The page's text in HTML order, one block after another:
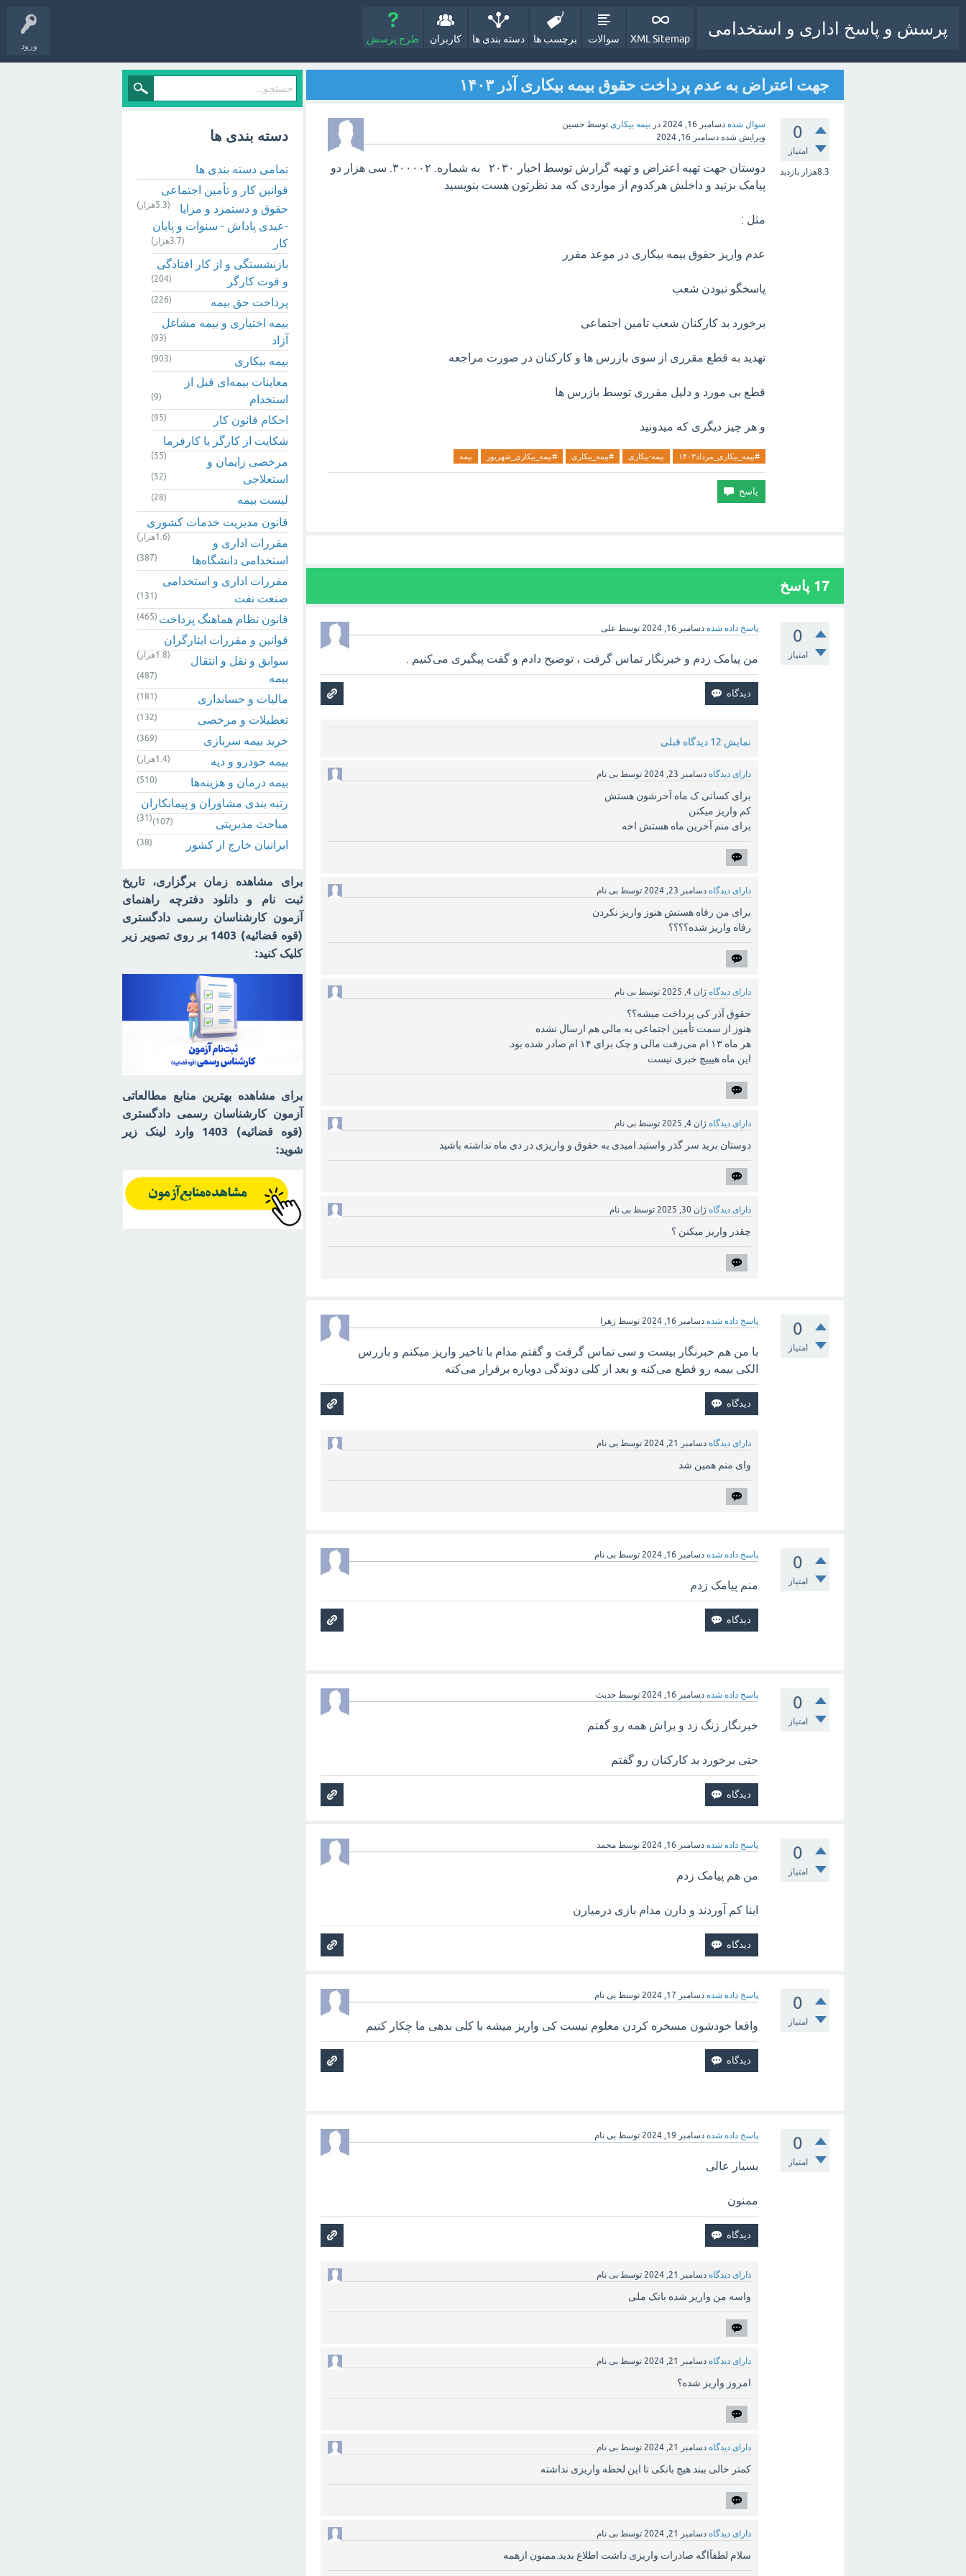
ورود
پرسش و پاسخ اداری و استخدامی
XML Sitemap سوالات برچسب ها دسته بندی ها کاربران طرح پرسش
جهت اعتراض به عدم پرداخت حقوق بیمه بیکاری آذر ۱۴۰۳
0
امتیاز
8.3هزار بازدید
سوال شده دسامبر 16, 2024 در بیمه بیکاری توسط حسین
ویرایش شده دسامبر 16, 2024
دوستان جهت تهیه اعتراض و تهیه گزارش توسط اخبار ۲۰۳۰ به شماره. ۳۰۰۰۰۲. سی هزار دو
پیامک بزنید و داخلش هرکدوم از مواردی که مد نظرتون هست بنویسید
مثل :
عدم واریز حقوق بیمه بیکاری در موعد مقرر
پاسخگو نبودن شعب
برخورد بد کارکنان شعب تامین اجتماعی
تهدید به قطع مقرری از سوی بازرس ها و کارکنان در صورت مراجعه
قطع بی مورد و دلیل مقرری توسط بازرس ها
و هر چیز دیگری که میدونید
#بیمه_بیکاری_مرداد۱۴۰۳ بیمه-بیکاری #بیمه_بیکاری #بیمه_بیکاری_شهریور بیمه
17 پاسخ
0
امتیاز
پاسخ داده شده دسامبر 16, 2024 توسط علی
من پیامک زدم و خبرنگار تماس گرفت ، توضیح دادم و گفت پیگیری می‌کنیم .
نمایش 12 دیدگاه قبلی
دارای دیدگاه دسامبر 23, 2024 توسطبی نام
برای کسانی ک ماه آخرشون هستش
کم واریز میکنن
برای منم آخرین ماه هستش اخه
دارای دیدگاه دسامبر 23, 2024 توسطبی نام
برای من رفاه هستش هنوز واریز نکردن
رفاه واریز شده؟؟؟؟
دارای دیدگاه ژان 4, 2025 توسطبی نام
حقوق آذر کی پرداخت میشه؟؟
هنوز از سمت تأمین اجتماعی به مالی هم ارسال نشده
هر ماه ۱۳ ام می‌رفت مالی و چک برای ۱۴ ام صادر شده بود.
این ماه هیییچ خبری نیست
دارای دیدگاه ژان 4, 2025 توسطبی نام
دوستان برید سر گذر واستید.امیدی به حقوق و واریزی در دی ماه نداشته باشید
دارای دیدگاه ژان 30, 2025 توسطبی نام
چقدر واریز میکنن ؟
0
امتیاز
پاسخ داده شده دسامبر 16, 2024 توسط زهرا
با من هم خبرنگار بیست و سی تماس گرفت و گفتم مدام با تاخیر واریز میکنم و بازرس
الکی بیمه رو قطع می‌کنه و بعد از کلی دوندگی دوباره برقرار می‌کنه
دارای دیدگاه دسامبر 21, 2024 توسطبی نام
وای منم همین شد
0
امتیاز
پاسخ داده شده دسامبر 16, 2024 توسطبی نام
منم پیامک زدم
0
امتیاز
پاسخ داده شده دسامبر 16, 2024 توسطحدیث
خبرنگار زنگ زد و براش همه رو گفتم
حتی برخورد بد کارکنان رو گفتم
0
امتیاز
پاسخ داده شده دسامبر 16, 2024 توسطمحمد
من هم پیامک زدم
اینا کم آوردند و دارن مدام بازی درمیارن
0
امتیاز
پاسخ داده شده دسامبر 17, 2024 توسطبی نام
واقعا خودشون مسخره کردن معلوم نیست کی واریز میشه با کلی بدهی ما چکار کنیم
0
امتیاز
پاسخ داده شده دسامبر 19, 2024 توسطبی نام
بسیار عالی
ممنون
دارای دیدگاه دسامبر 21, 2024 توسطبی نام
واسه من واریز شده بانک ملی
دارای دیدگاه دسامبر 21, 2024 توسطبی نام
امروز واریز شده؟
دارای دیدگاه دسامبر 21, 2024 توسطبی نام
کمتر خالی ببند هیچ بانکی تا این لحظه واریزی نداشته
دارای دیدگاه دسامبر 21, 2024 توسطبی نام
سلام لطفآاگه صادرات واریزی داشت اطلاع بدید.ممنون ازهمه
دسته بندی ها
تمامی دسته بندی ها
قوانین کار و تأمین اجتماعی
(5.3هزار)
حقوق و دستمزد و مزایا
-عیدی پاداش - سنوات و پایان
کار
(3.7هزار)
بازنشستگی و از کار افتادگی
و فوت کارگر
(204)
پرداخت حق بیمه (226)
بیمه اختیاری و بیمه مشاغل
آزاد
(93)
بیمه بیکاری (903)
معاینات بیمه‌ای قبل از
استخدام
(9)
احکام قانون کار (95)
شکایت از کارگر یا کارفرما
(55)
مرخصی زایمان و
استعلاجی
(52)
لیست بیمه (28)
قانون مدیریت خدمات کشوری
(1.6هزار)
مقررات اداری و
استخدامی دانشگاه‌ها
(387)
مقررات اداری و استخدامی
صنعت نفت
(131)
قانون نظام هماهنگ پرداخت (465)
قوانین و مقررات ایثارگران
(1.8هزار)
سوابق و نقل و انتقال
بیمه‌
(487)
مالیات و حسابداری (181)
تعطیلات و مرخصی (132)
خرید بیمه سربازی (369)
بیمه خودرو و دیه (1.4هزار)
بیمه درمان و هزینه‌ها (510)
رتبه بندی مشاوران و پیمانکاران
(31) مباحث مدیریتی (107)
ایرانیان خارج از کشور (38)
برای مشاهده زمان برگزاری، تاریخ
ثبت نام و دانلود دفترچه راهنمای
آزمون کارشناسان رسمی دادگستری
(قوه قضائیه) 1403 بر روی تصویر زیر
کلیک کنید:
برای مشاهده بهترین منابع مطالعاتی
آزمون کارشناسان رسمی دادگستری
(قوه قضائیه) 1403 وارد لینک زیر
شوید: